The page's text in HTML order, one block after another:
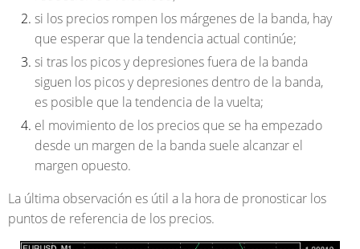
si los precios rompen los márgenes de la banda, hay
que esperar que la tendencia actual continúe;
si tras los picos y depresiones fuera de la banda
siguen los picos y depresiones dentro de la banda,
es posible que la tendencia de la vuelta;
el movimiento de los precios que se ha empezado
desde un margen de la banda suele alcanzar el
margen opuesto.
La última observación es útil a la hora de pronosticar los
puntos de referencia de los precios.